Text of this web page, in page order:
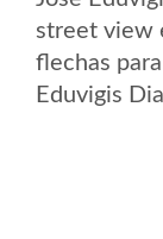
street view
flechas
Eduvigis